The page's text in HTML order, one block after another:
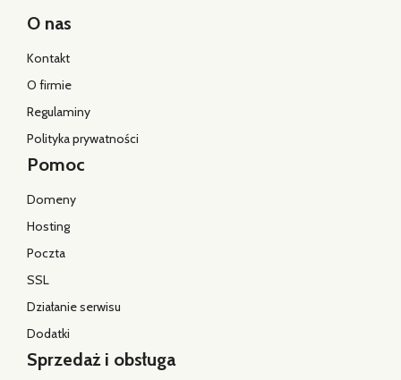
O nas
Kontakt
O firmie
Regulaminy
Polityka prywatności
Pomoc
Domeny
Hosting
Poczta
SSL
Działanie serwisu
Dodatki
Sprzedaż i obsługa